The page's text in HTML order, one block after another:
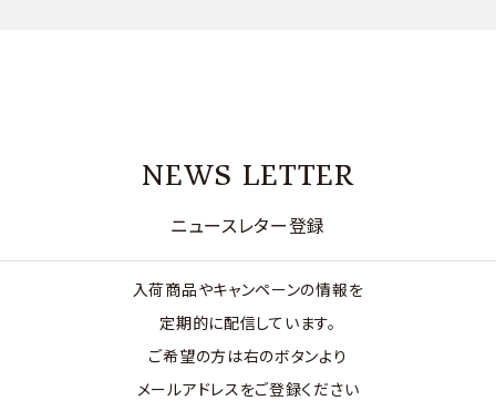
NEWS LETTER
ニュースレター登録
入荷商品やキャンペーンの情報を
定期的に配信しています。
ご希望の方は右のボタンより
メールアドレスをご登録ください